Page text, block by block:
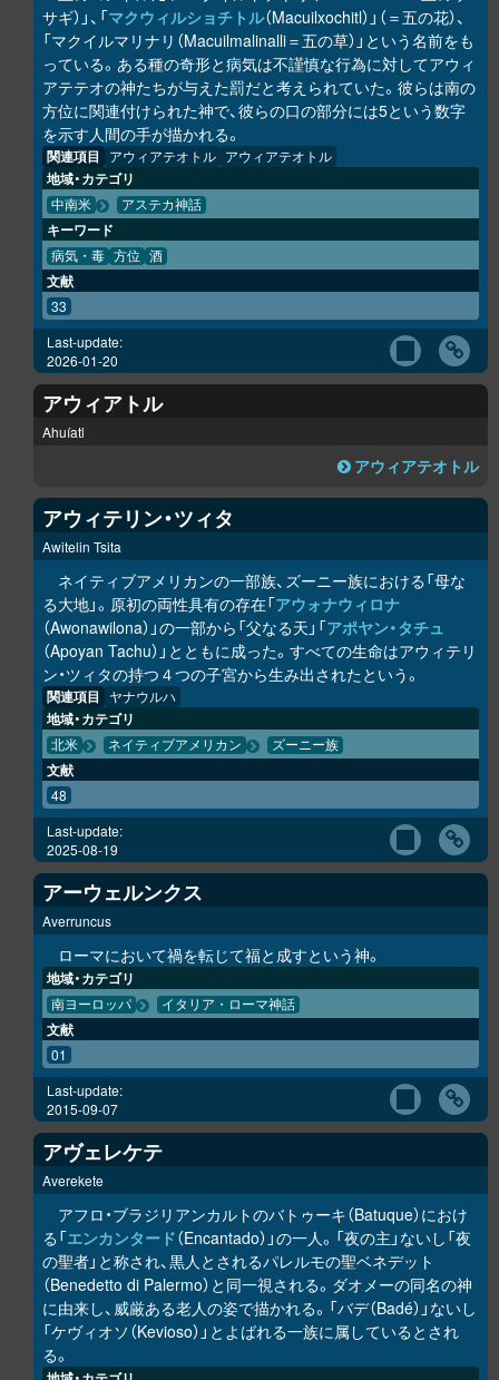
サギ）」、「マクウィルショチトル（Macuilxochitl）」（＝五の花）、
「マクイルマリナリ（Macuilmalinalli＝五の草）」という名前をも
っている。ある種の奇形と病気は不謹慎な行為に対してアウィ
アテテオの神たちが与えた罰だと考えられていた。彼らは南の
方位に関連付けられた神で、彼らの口の部分には5という数字
を示す人間の手が描かれる。
関連項目 アウィアテオトル アウィアテオトル
地域・カテゴリ
中南米 アステカ神話
キーワード
病気・毒 方位 酒
文献
33
Last-update:
2026-01-20
アウィアトル
Ahuíatl
アウィアテオトル
アウィテリン・ツィタ
Awitelin Tsita
ネイティブアメリカンの一部族、ズーニー族における「母な
る大地」。原初の両性具有の存在「アウォナウィロナ
（Awonawilona）」の一部から「父なる天」「アポヤン・タチュ
（Apoyan Tachu）」とともに成った。すべての生命はアウィテリ
ン・ツィタの持つ４つの子宮から生み出されたという。
関連項目 ヤナウルハ
地域・カテゴリ
北米 ネイティブアメリカン ズーニー族
文献
48
Last-update:
2025-08-19
アーウェルンクス
Averruncus
ローマにおいて禍を転じて福と成すという神。
地域・カテゴリ
南ヨーロッパ イタリア・ローマ神話
文献
01
Last-update:
2015-09-07
アヴェレケテ
Averekete
アフロ・ブラジリアンカルトのバトゥーキ（Batuque）におけ
る「エンカンタード（Encantado）」の一人。「夜の主」ないし「夜
の聖者」と称され、黒人とされるパレルモの聖ベネデット
（Benedetto di Palermo）と同一視される。ダオメーの同名の神
に由来し、威厳ある老人の姿で描かれる。「バデ（Badé）」ないし
「ケヴィオソ（Kevioso）」とよばれる一族に属しているとされ
る。